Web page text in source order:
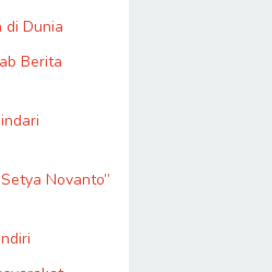
di Dunia
Berita
Novanto”